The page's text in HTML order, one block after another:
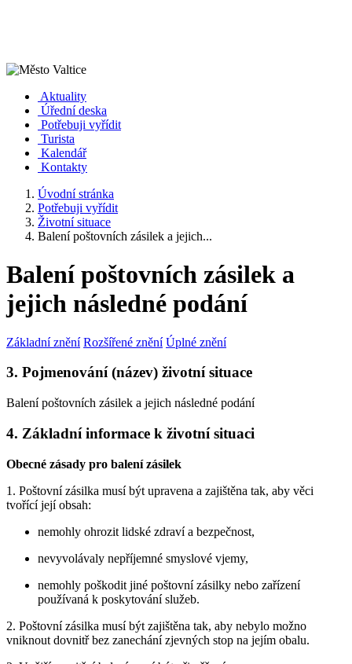
Aktuality
Úřední deska
Potřebuji vyřídit
Turista
Kalendář
Kontakty
Úvodní stránka
Potřebuji vyřídit
Životní situace
Balení poštovních zásilek a jejich...
Balení poštovních zásilek a
jejich následné podání
Základní znění Rozšířené znění Úplné znění
3. Pojmenování (název) životní situace
Balení poštovních zásilek a jejich následné podání
4. Základní informace k životní situaci
Obecné zásady pro balení zásilek
1. Poštovní zásilka musí být upravena a zajištěna tak, aby věci
tvořící její obsah:
nemohly ohrozit lidské zdraví a bezpečnost,
nevyvolávaly nepříjemné smyslové vjemy,
nemohly poškodit jiné poštovní zásilky nebo zařízení
používaná k poskytování služeb.
2. Poštovní zásilka musí být zajištěna tak, aby nebylo možno
vniknout dovnitř bez zanechání zjevných stop na jejím obalu.